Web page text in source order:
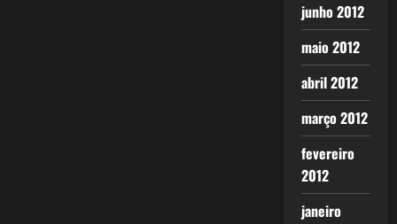
junho 2012
maio 2012
abril 2012
março 2012
fevereiro
2012
janeiro